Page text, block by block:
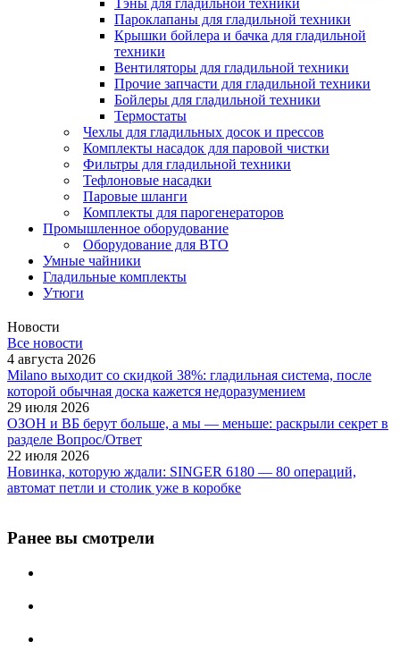
Пароклапаны для гладильной техники
Крышки бойлера и бачка для гладильной
техники
Вентиляторы для гладильной техники
Прочие запчасти для гладильной техники
Бойлеры для гладильной техники
Термостаты
Чехлы для гладильных досок и прессов
Комплекты насадок для паровой чистки
Фильтры для гладильной техники
Тефлоновые насадки
Паровые шланги
Комплекты для парогенераторов
Промышленное оборудование
Оборудование для ВТО
Умные чайники
Гладильные комплекты
Утюги
Новости
Все новости
4 августа 2026
Milano выходит со скидкой 38%: гладильная система, после
которой обычная доска кажется недоразумением
29 июля 2026
ОЗОН и ВБ берут больше, а мы — меньше: раскрыли секрет в
разделе Вопрос/Ответ
22 июля 2026
Новинка, которую ждали: SINGER 6180 — 80 операций,
автомат петли и столик уже в коробке
Ранее вы смотрели